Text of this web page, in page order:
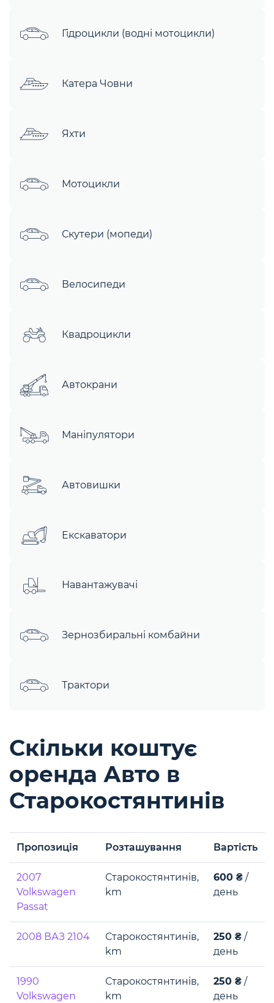
Гідроцикли (водні мотоцикли)
Катера Човни
Яхти
Мотоцикли
Скутери (мопеди)
Велосипеди
Квадроцикли
Автокрани
Маніпулятори
Автовишки
Екскаватори
Навантажувачі
Зернозбиральні комбайни
Трактори
Скільки коштує
оренда Авто в
Старокостянтинів
Пропозиція Розташування Вартість
2007
Volkswagen
Passat
Старокостянтинів,
km
600 ₴ /
день
2008 ВАЗ 2104
Старокостянтинів,
km
250 ₴ /
день
1990
Volkswagen
Старокостянтинів,
km
250 ₴ /
день